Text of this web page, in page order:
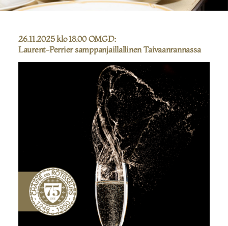
26.11.2025 klo 18.00 OMGD:
Laurent-Perrier samppanjaillallinen Taivaanrannassa